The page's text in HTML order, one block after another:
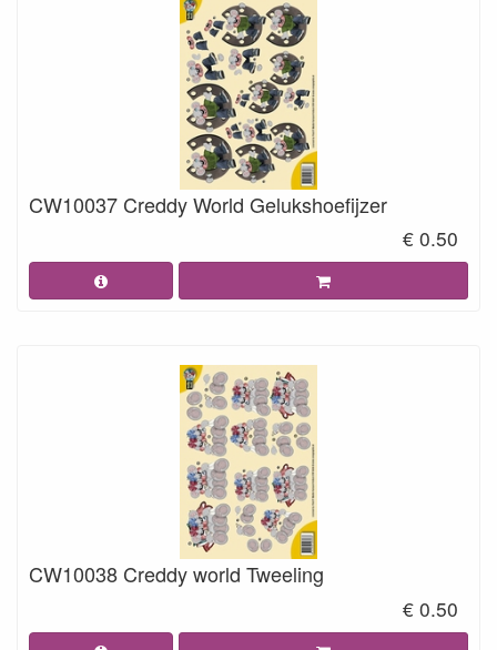
CW10037 Creddy World Gelukshoefijzer
€ 0.50
CW10038 Creddy world Tweeling
€ 0.50